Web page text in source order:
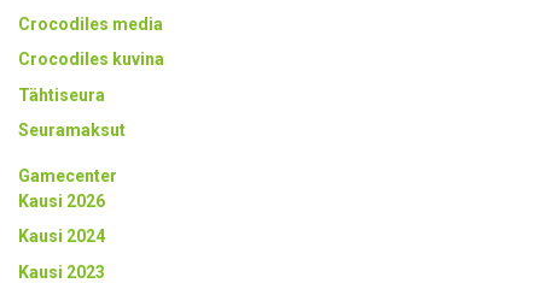
Crocodiles media
Crocodiles kuvina
Tähtiseura
Seuramaksut
Gamecenter
Kausi 2026
Kausi 2024
Kausi 2023